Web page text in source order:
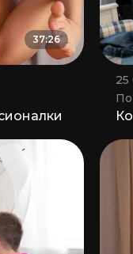
37:26
25